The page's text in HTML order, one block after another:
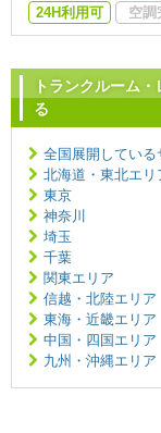
24H利用可 空調
トランクルーム
る
全国展開している
北海道・東北エリ
東京
神奈川
埼玉
千葉
関東エリア
信越・北陸エリア
東海・近畿エリア
中国・四国エリア
九州・沖縄エリア